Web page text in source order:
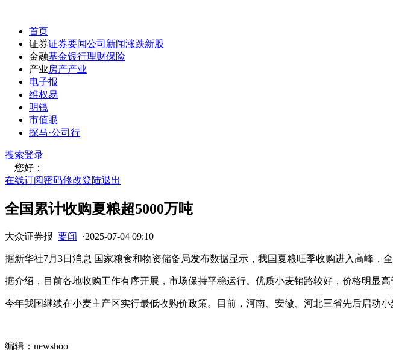
首页
证券证券要闻公司新闻涨跌新股
金融基金银行理财保险
产业房产产业
电子报
维权易
明镜
市值眼
探马·公司行
搜索登录
您好：
在线订阅密码修改登陆退出
全国累计收购夏粮超5000万吨
大众证券报 要闻 ·2025-07-04 09:10
据新华社7月3日消息 国家粮食和物资储备局发布数据显示，我国夏粮旺季收购进入高峰，
据介绍，目前各地收购工作有序开展，市场保持平稳运行。优质小麦销路较好，价格明显高
今年我国继续在小麦主产区实行最低收购价政策。目前，河南、安徽、河北三省先后启动
编辑：newshoo